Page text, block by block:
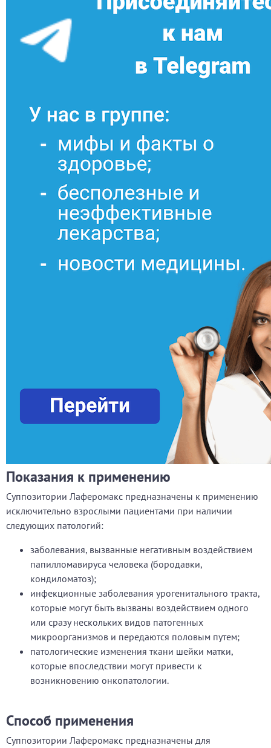
Показания к применению
Суппозитории Лаферомакс предназначены к применению
исключительно взрослыми пациентами при наличии
следующих патологий:
заболевания, вызванные негативным воздействием
папилломавируса человека (бородавки,
кондиломатоз);
инфекционные заболевания урогенитального тракта,
которые могут быть вызваны воздействием одного
или сразу нескольких видов патогенных
микроорганизмов и передаются половым путем;
патологические изменения ткани шейки матки,
которые впоследствии могут привести к
возникновению онкопатологии.
Способ применения
Суппозитории Лаферомакс предназначены для